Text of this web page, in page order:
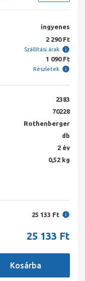
ingyenes
2 290 Ft
Szállítási árak
1 090 Ft
Részletek
2383
70228
Rothenberger
db
2 év
0,52 kg
25 133 Ft
25 133 Ft